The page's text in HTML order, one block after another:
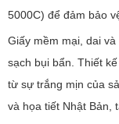
5000C) để đảm bảo
Giấy mềm mại, dai
sạch bụi bẩn. Thiết
từ sự trắng mịn của
và họa tiết Nhật Bản,